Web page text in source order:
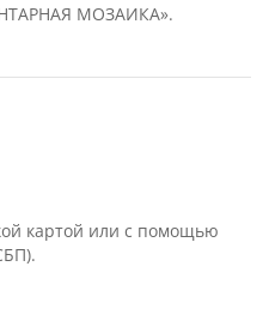
МОЗАИКА».
картой или с помощью